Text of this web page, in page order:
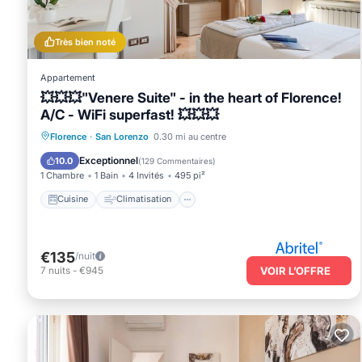
shared to us by booking.com for the listed “Affitacamera Stella”.
have any concerns about the information or accuracy describing
Très bien noté
Appartement
💥💥💥"Venere Suite" - in the heart of Florence!
A/C - WiFi superfast! 💥💥💥
Florence · San Lorenzo 0.30 mi au centre
10.0 Exceptionnel(129 Commentaires)
1 Chambre 1 Bain 4 Invités 495 pi²
Cuisine Climatisation
Cuisine Climatisation
Adapté aux enfants
€135/nuit
7 nuits - €945 VOIR L’OFFRE